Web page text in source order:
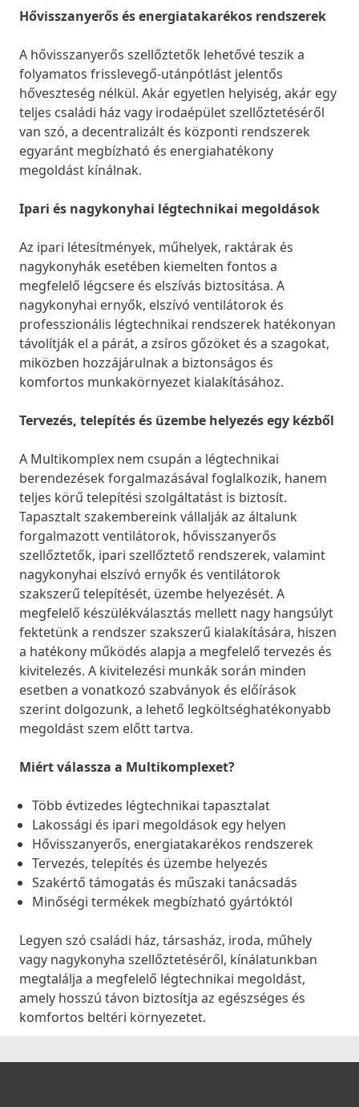
Hővisszanyerős és energiatakarékos rendszerek
A hővisszanyerős szellőztetők lehetővé teszik a
folyamatos frisslevegő-utánpótlást jelentős
hőveszteség nélkül. Akár egyetlen helyiség, akár egy
teljes családi ház vagy irodaépület szellőztetéséről
van szó, a decentralizált és központi rendszerek
egyaránt megbízható és energiahatékony
megoldást kínálnak.
Ipari és nagykonyhai légtechnikai megoldások
Az ipari létesítmények, műhelyek, raktárak és
nagykonyhák esetében kiemelten fontos a
megfelelő légcsere és elszívás biztosítása. A
nagykonyhai ernyők, elszívó ventilátorok és
professzionális légtechnikai rendszerek hatékonyan
távolítják el a párát, a zsíros gőzöket és a szagokat,
miközben hozzájárulnak a biztonságos és
komfortos munkakörnyezet kialakításához.
Tervezés, telepítés és üzembe helyezés egy kézből
A Multikomplex nem csupán a légtechnikai
berendezések forgalmazásával foglalkozik, hanem
teljes körű telepítési szolgáltatást is biztosít.
Tapasztalt szakembereink vállalják az általunk
forgalmazott ventilátorok, hővisszanyerős
szellőztetők, ipari szellőztető rendszerek, valamint
nagykonyhai elszívó ernyők és ventilátorok
szakszerű telepítését, üzembe helyezését. A
megfelelő készülékválasztás mellett nagy hangsúlyt
fektetünk a rendszer szakszerű kialakítására, hiszen
a hatékony működés alapja a megfelelő tervezés és
kivitelezés. A kivitelezési munkák során minden
esetben a vonatkozó szabványok és előírások
szerint dolgozunk, a lehető legköltséghatékonyabb
megoldást szem előtt tartva.
Miért válassza a Multikomplexet?
Több évtizedes légtechnikai tapasztalat
Lakossági és ipari megoldások egy helyen
Hővisszanyerős, energiatakarékos rendszerek
Tervezés, telepítés és üzembe helyezés
Szakértő támogatás és műszaki tanácsadás
Minőségi termékek megbízható gyártóktól
Legyen szó családi ház, társasház, iroda, műhely
vagy nagykonyha szellőztetéséről, kínálatunkban
megtalálja a megfelelő légtechnikai megoldást,
amely hosszú távon biztosítja az egészséges és
komfortos beltéri környezetet.